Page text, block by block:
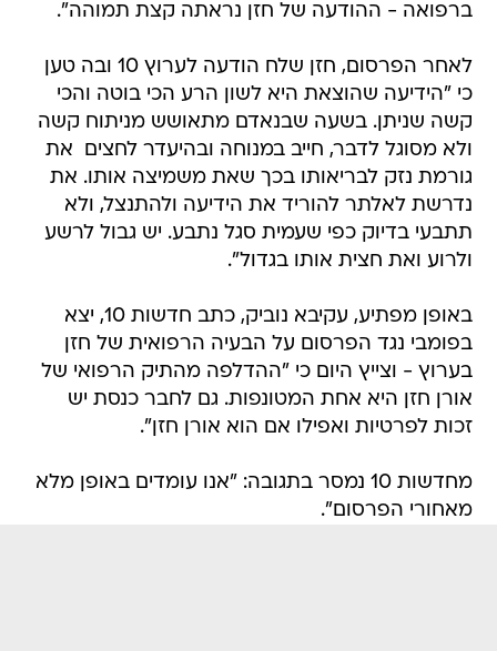
ברפואה - ההודעה של חזן נראתה קצת תמוהה".
לאחר הפרסום, חזן שלח הודעה לערוץ 10 ובה טען
כי "הידיעה שהוצאת היא לשון הרע הכי בוטה והכי
קשה שניתן. בשעה שבנאדם מתאושש מניתוח קשה
ולא מסוגל לדבר, חייב במנוחה ובהיעדר לחצים  את
גורמת נזק לבריאותו בכך שאת משמיצה אותו. את
נדרשת לאלתר להוריד את הידיעה ולהתנצל, ולא 
תתבעי בדיוק כפי שעמית סגל נתבע. יש גבול לרשע
ולרוע ואת חצית אותו בגדול".
באופן מפתיע, עקיבא נוביק, כתב חדשות 10, יצא
בפומבי נגד הפרסום על הבעיה הרפואית של חזן
בערוץ - וצייץ היום כי "ההדלפה מהתיק הרפואי של
אורן חזן היא אחת המטונפות. גם לחבר כנסת יש
זכות לפרטיות ואפילו אם הוא אורן חזן".
מחדשות 10 נמסר בתגובה: "אנו עומדים באופן מלא
מאחורי הפרסום".